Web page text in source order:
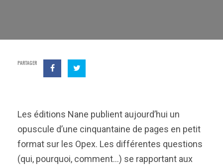
PARTAGER
Les éditions Nane publient aujourd’hui un
opuscule d’une cinquantaine de pages en petit
format sur les Opex. Les différentes questions
(qui, pourquoi, comment…) se rapportant aux